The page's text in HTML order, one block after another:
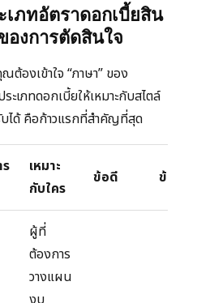
เภทอัตราดอกเบี้ยสิน
องการตัดสินใจ
ต้องเข้าใจ “ภาษา” ของ
ะเภทดอกเบี้ยให้เหมาะกับสไตล์
บได้ คือก้าวแรกที่สำคัญที่สุด
เหมาะ
กับใคร
ข้อดี ข้อเสีย
ผู้ที่
ต้องการ
วางแผน